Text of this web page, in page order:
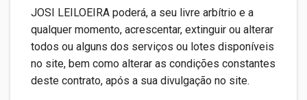
JOSI LEILOEIRA poderá, a seu livre arbítrio e a
qualquer momento, acrescentar, extinguir ou alterar
todos ou alguns dos serviços ou lotes disponíveis
no site, bem como alterar as condições constantes
deste contrato, após a sua divulgação no site.